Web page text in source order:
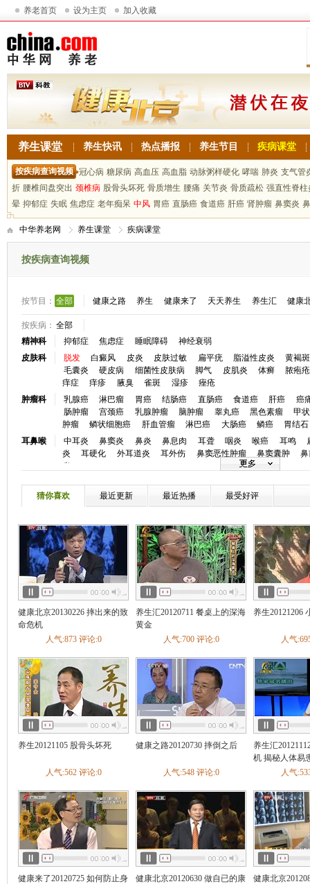
养老首页 设为主页 加入收藏
养生课堂 养生快讯 热点播报 养生节目 疾病课堂
按疾病查询视频 冠心病 糖尿病 高血压 高血脂 动脉粥样硬化 哮喘 肺炎 支气管
折 腰椎间盘突出 颈椎病 股骨头坏死 骨质增生 腰痛 关节炎 骨质疏松 强直性脊柱
晕 抑郁症 失眠 焦虑症 老年痴呆 中风 胃癌 直肠癌 食道癌 肝癌 肾肿瘤 鼻窦炎
中华养老网 养生课堂 疾病课堂
按疾病查询视频
按节目： 全部 健康之路 养生 健康来了 天天养生 养生汇 健康
按疾病： 全部
精神科
抑郁症 焦虑症 睡眠障碍
神经衰弱
皮肤科
脱发 白癜风 皮炎 皮肤过敏 扁平疣 脂溢性皮炎
黄褐斑
毛囊炎
硬皮病 细菌性皮肤病 脚气 皮肌炎 体癣
脓疱疮
痒症
痒疹 腋臭 雀斑 湿疹
痤疮
肿瘤科
乳腺癌 淋巴瘤 胃癌 结肠癌 直肠癌 食道癌 肝癌
癌
肠肿瘤
宫颈癌 乳腺肿瘤 脑肿瘤 睾丸癌 黑色素瘤
甲
肿瘤
鳞状细胞癌 肝血管瘤 淋巴癌 大肠癌 鳞癌
胃结石
耳鼻喉
中耳炎 鼻窦炎 鼻炎 鼻息肉 耳聋 咽炎 喉癌 耳鸣
炎
耳硬化 外耳道炎 耳外伤 鼻窦恶性肿瘤 鼻窦囊肿
炎
眼科
白内障 青光眼 视网膜脱落 斜视 近视 眼底病 弱视
炎
角膜病 干眼症 麦粒肿 小儿斜视 眼睑炎症
心血管
冠心病 高血压 心律失常 房颤 心衰 心肌炎
先天性心
血
高血脂 心脏神经官能症 动脉粥样硬化 低血压
主肺动
慢性心衰
心脏骤停 窦性心律不齐 颈动脉狭窄 静脉曲张
神经内
脑梗塞 癫痫 头痛 帕金森 头晕 失眠 脑供血不足
痴
瘫
三叉神经痛 失语 嗜睡症 脑动脉硬化 周期性瘫痪
消化科
胰腺炎反流性食管炎 消化道出血 肠炎 结肠炎 消化不良
急性肠炎
不良
酒精肝 胃下垂 自身免疫性肝炎
慢性胰腺炎
内分泌
糖尿病 甲亢甲减 甲状腺炎 矮小症 糖尿病足
内分泌失调
缓
甲状旁腺机能亢进 肢端肥大症 低血糖症 低钠血症
低
呼吸科
哮喘 支气管炎 肺癌 慢阻肺 咳嗽 肺结核
肺气
睡眠呼吸暂停综合症
慢性支气管炎 急性上呼吸道感染
呼吸
急性支气管炎 打鼾
发烧
血液科
白血病 贫血 血小板减少性紫癜 白细胞减少症
缺铁性贫血
肾结石 膀胱癌 前列腺炎 前列腺增生
尿结石
窄
肾下垂 男性生殖器官感染 肾癌 肾血管性高血压
肾小
痛经
普外科
乳腺纤维瘤 痔疮 乳腺增生 肝硬化
颈动脉体瘤
骨科
骨折 腰椎间盘突出 颈椎病 脊柱侧弯 膝关节损伤
腰椎管
手外伤 骨质疏松 强直性脊柱炎
关节损伤
韧带损伤
踝部扭伤 成人先天性髋关节脱位 肩周炎 骨癌
类风湿性关节炎
骨纤维结构不良 筋膜炎 骨坏死
骨感染病
猜你喜欢 最近更新 最近热播 最受好评
健康北京20130226 摔出来的致
命危机
人气:873 评论:0
养生汇20120711 餐桌上的深海
黄金
人气:700 评论:0
养生20121206
人气
养生20121105 股骨头坏死
人气:562 评论:0
健康之路20120730 摔倒之后
人气:548 评论:0
养生汇
机 揭秘人体易
人气
健康来了20120725 如何防止身
健康北京20120630 做自已的康
健康北京